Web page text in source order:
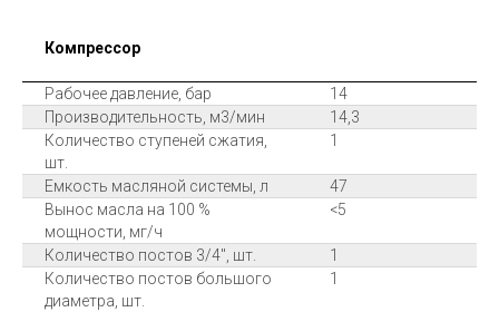
Компрессор
Рабочее давление, бар
14
Производительность, м3/мин
14,3
Количество ступеней сжатия,
шт.
1
Емкость масляной системы, л
47
Вынос масла на 100 %
мощности, мг/ч
<5
Количество постов 3/4", шт.
1
Количество постов большого
диаметра, шт.
1